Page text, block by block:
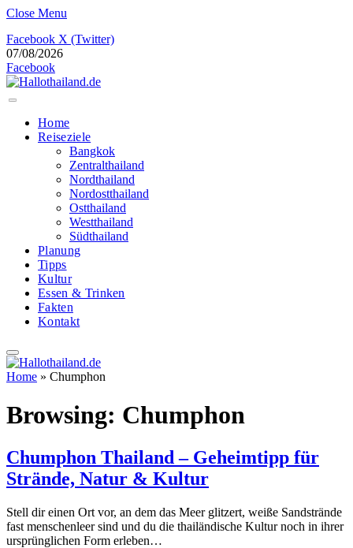
Close Menu
Facebook X (Twitter)
07/08/2026
Facebook
Home
Reiseziele
Bangkok
Zentralthailand
Nordthailand
Nordostthailand
Ostthailand
Westthailand
Südthailand
Planung
Tipps
Kultur
Essen & Trinken
Fakten
Kontakt
Home » Chumphon
Browsing: Chumphon
Chumphon Thailand – Geheimtipp für
Strände, Natur & Kultur
Stell dir einen Ort vor, an dem das Meer glitzert, weiße Sandstrände
fast menschenleer sind und du die thailändische Kultur noch in ihrer
ursprünglichen Form erleben…